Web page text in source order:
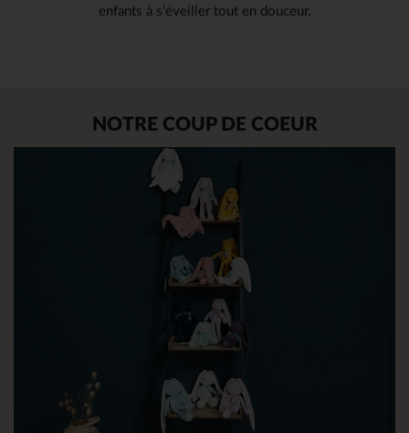
enfants à s’éveiller tout en douceur.
NOTRE COUP DE COEUR